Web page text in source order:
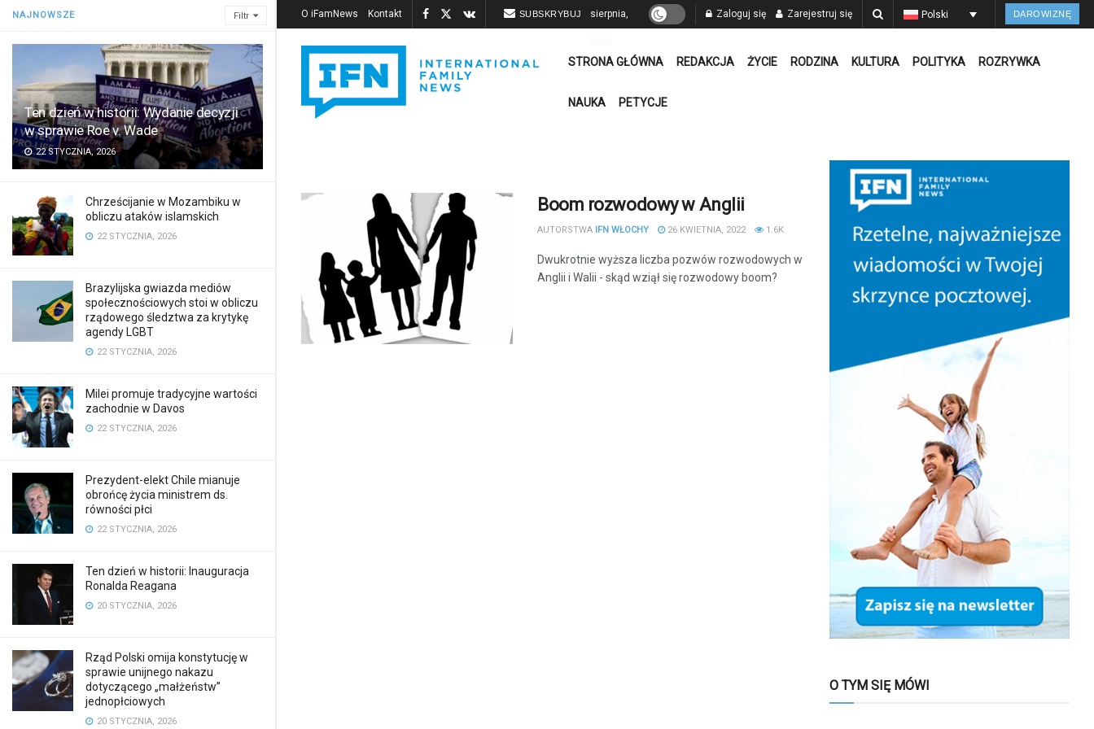
NAJNOWSZE Filtr
Ten dzień w historii: Wydanie decyzji
w sprawie Roe v. Wade
22 STYCZNIA, 2026
Chrześcijanie w Mozambiku w
obliczu ataków islamskich
22 STYCZNIA, 2026
Brazylijska gwiazda mediów
społecznościowych stoi w obliczu
rządowego śledztwa za krytykę
agendy LGBT
22 STYCZNIA, 2026
Milei promuje tradycyjne wartości
zachodnie w Davos
22 STYCZNIA, 2026
Prezydent-elekt Chile mianuje
obrońcę życia ministrem ds.
równości płci
22 STYCZNIA, 2026
Ten dzień w historii: Inauguracja
Ronalda Reagana
20 STYCZNIA, 2026
Rząd Polski omija konstytucję w
sprawie unijnego nakazu
dotyczącego „małżeństw”
jednopłciowych
20 STYCZNIA, 2026
O iFamNews Kontakt SUBSKRYBUJ sierpnia, Zaloguj się Zarejestruj się Polski DAROWIZNĘ
STRONA GŁÓWNA REDAKCJA ŻYCIE RODZINA KULTURA POLITYKA ROZRYWKA
NAUKA PETYCJE
Boom rozwodowy w Anglii
AUTORSTWA IFN WŁOCHY 26 KWIETNIA, 2022 1.6K
Dwukrotnie wyższa liczba pozwów rozwodowych w
Anglii i Walii - skąd wziął się rozwodowy boom?
O TYM SIĘ MÓWI